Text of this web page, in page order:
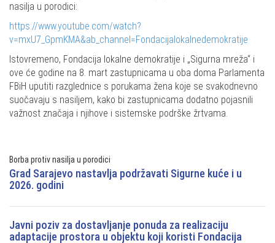
nasilja u porodici:
https://www.youtube.com/watch?
v=mxU7_GpmKMA&ab_channel=Fondacijalokalnedemokratije
Istovremeno, Fondacija lokalne demokratije i „Sigurna mreža“ i
ove će godine na 8. mart zastupnicama u oba doma Parlamenta
FBiH uputiti razglednice s porukama žena koje se svakodnevno
suočavaju s nasiljem, kako bi zastupnicama dodatno pojasnili
važnost značaja i njihove i sistemske podrške žrtvama.
Borba protiv nasilja u porodici
Grad Sarajevo nastavlja podržavati Sigurne kuće i u
2026. godini
Javni poziv za dostavljanje ponuda za realizaciju
adaptacije prostora u objektu koji koristi Fondacija